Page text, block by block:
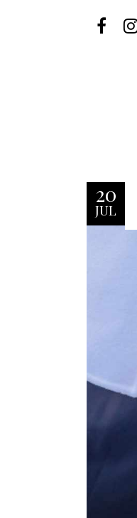
20
JUL